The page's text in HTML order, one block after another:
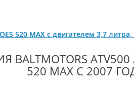
520 MAX c двигателем 3,7
ATV500 /
520 MAX С 2007